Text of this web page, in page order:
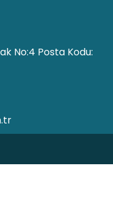
No:4 Posta Kodu: